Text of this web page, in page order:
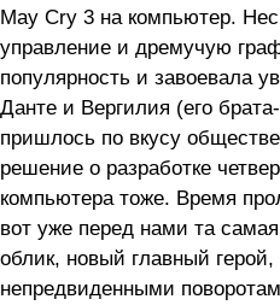
May Cry 3 на компьютер.
управление и дремучую
популярность и завоевала
Данте и Вергилия (его
пришлось по вкусу
решение о разработке
компьютера тоже. Время
вот уже перед нами та
облик, новый главный
непредвиденными